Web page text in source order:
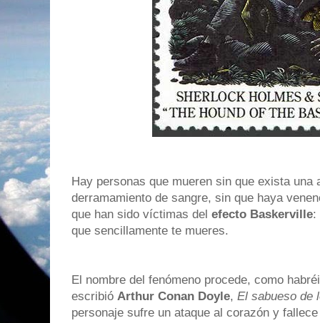
Hay personas que mueren sin que exista una
derramamiento de sangre, sin que haya
que han sido víctimas del efecto Baskerville:
que sencillamente te mueres.
El nombre del fenómeno procede, como
escribió Arthur Conan Doyle, El sabueso de
personaje sufre un ataque al corazón y